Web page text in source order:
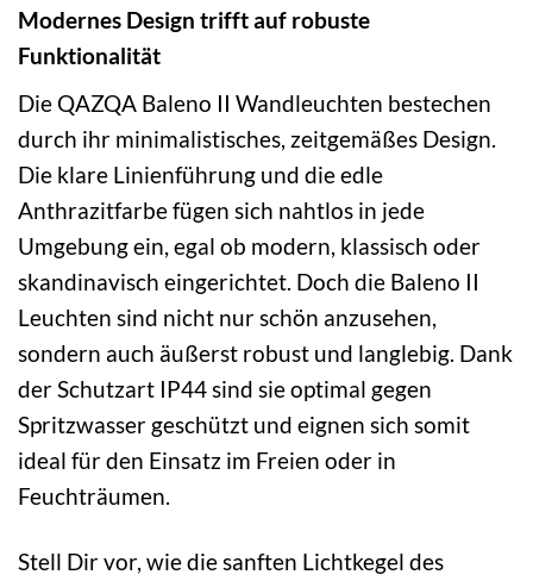
Modernes Design trifft auf robuste
Funktionalität
Die QAZQA Baleno II Wandleuchten bestechen
durch ihr minimalistisches, zeitgemäßes Design.
Die klare Linienführung und die edle
Anthrazitfarbe fügen sich nahtlos in jede
Umgebung ein, egal ob modern, klassisch oder
skandinavisch eingerichtet. Doch die Baleno II
Leuchten sind nicht nur schön anzusehen,
sondern auch äußerst robust und langlebig. Dank
der Schutzart IP44 sind sie optimal gegen
Spritzwasser geschützt und eignen sich somit
ideal für den Einsatz im Freien oder in
Feuchträumen.
Stell Dir vor, wie die sanften Lichtkegel des